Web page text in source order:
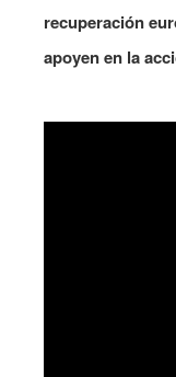
recuperación
apoyen en la